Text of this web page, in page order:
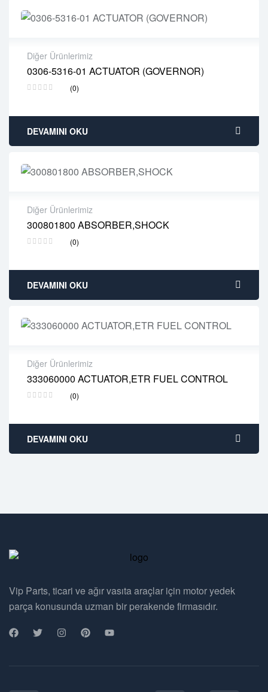
Diğer Ürünlerimiz
0306-5316-01 ACTUATOR (GOVERNOR)
(0)
2 years warranty
Delivery time: 1-2 business days
DEVAMINI OKU
Diğer Ürünlerimiz
300801800 ABSORBER,SHOCK
(0)
2 years warranty
Delivery time: 1-2 business days
DEVAMINI OKU
Diğer Ürünlerimiz
333060000 ACTUATOR,ETR FUEL CONTROL
(0)
2 years warranty
Delivery time: 1-2 business days
DEVAMINI OKU
Vip Parts, ticari ve ağır vasıta araçlar için motor yedek
parça konusunda uzman bir perakende firmasıdır.